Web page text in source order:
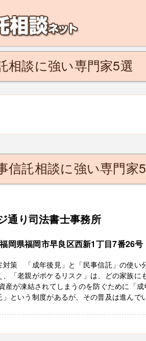
ひとは民事信託がおすすめ。将来、認知症にな
相談に強い専門家5選
信託相談に強い専門家
通り司法書士事務所
岡県福岡市早良区西新1丁目7番26
対策 「成年後見」と「民事信託」の使い
、「老親がボケるリスク」は、どの家族
産が凍結されてしまうのを防ぐために「成
」という制度があるが、その普及は進んで